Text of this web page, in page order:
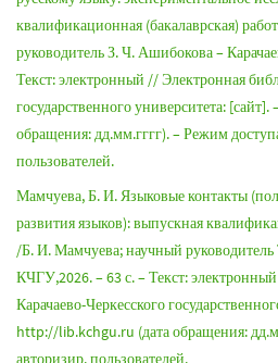
квалификационная (бакалаврская)
руководитель З. Ч. Ашибокова –
Текст: электронный // Электронная
государственного университета:
обращения: дд.мм.гггг). – Режим
пользователей.
Мамчуева, Б. И. Языковые контакты
развития языков): выпускная
/Б. И. Мамчуева; научный руководитель
КЧГУ,2026. – 63 с. – Текст:
Карачаево-Черкесского
http://lib.kchgu.ru (дата обращения:
авторизир. пользователей.